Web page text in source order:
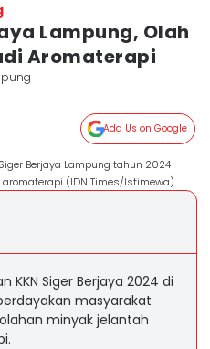
Lampung, Olah
Aromaterapi
Add Us on Google
Berjaya Lampung tahun 2024
(IDN Times/Istimewa)
KKN Siger Berjaya 2024 di
masyarakat
minyak jelantah